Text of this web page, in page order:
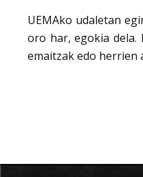
UEMAko udaletan
oro har, egokia dela.
emaitzak edo